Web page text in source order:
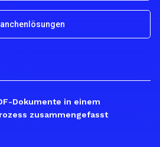
Dokumente in einem
zusammengefasst